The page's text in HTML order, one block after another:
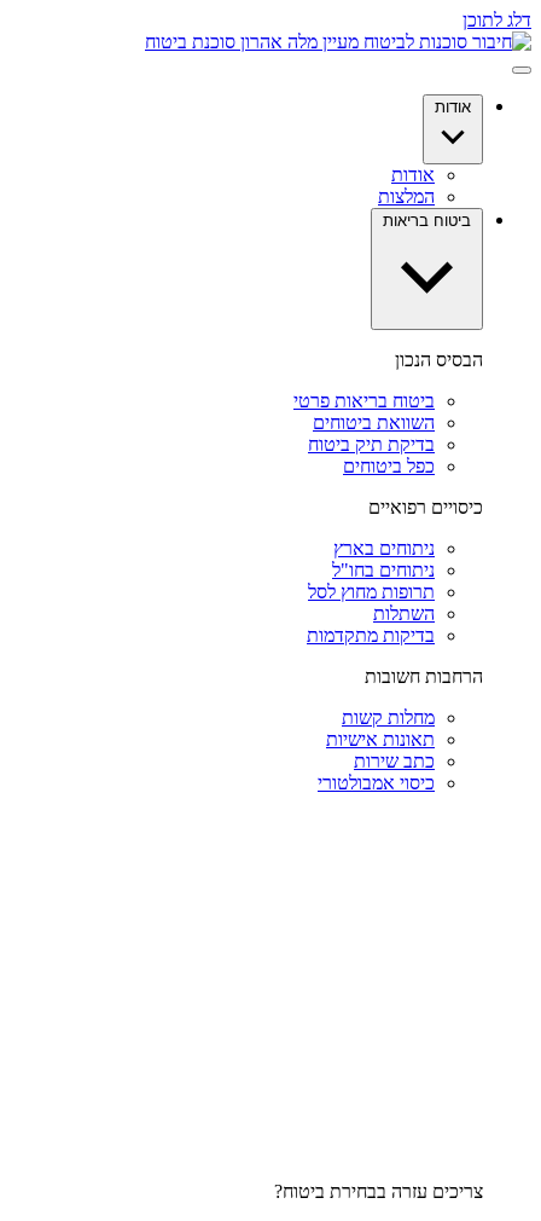
דלג לתוכן
אודות
אודות
המלצות
ביטוח בריאות
הבסיס הנכון
ביטוח בריאות פרטי
השוואת ביטוחים
בדיקת תיק ביטוח
כפל ביטוחים
כיסויים רפואיים
ניתוחים בארץ
ניתוחים בחו"ל
תרופות מחוץ לסל
השתלות
בדיקות מתקדמות
הרחבות חשובות
מחלות קשות
תאונות אישיות
כתב שירות
כיסוי אמבולטורי
צריכים עזרה בבחירת ביטוח?